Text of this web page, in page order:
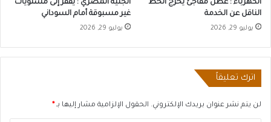
الكهرباء : عطل مفاجئ يخرج الخط
الناقل عن الخدمة
يوليو 29, 2026
الجنيه المصري : يقفز إلى مستويات
غير مسبوقة أمام السوداني
يوليو 29, 2026
اترك تعليقاً
لن يتم نشر عنوان بريدك الإلكتروني. الحقول الإلزامية مشار إليها بـ*